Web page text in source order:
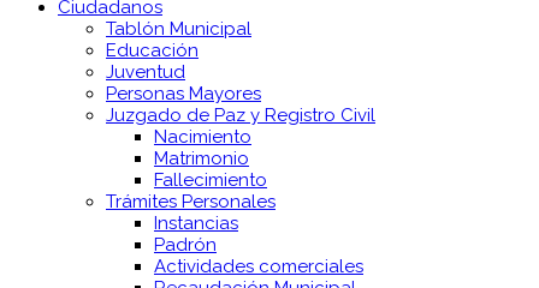
Ciudadanos
Tablón Municipal
Educación
Juventud
Personas Mayores
Juzgado de Paz y Registro Civil
Nacimiento
Matrimonio
Fallecimiento
Trámites Personales
Instancias
Padrón
Actividades comerciales